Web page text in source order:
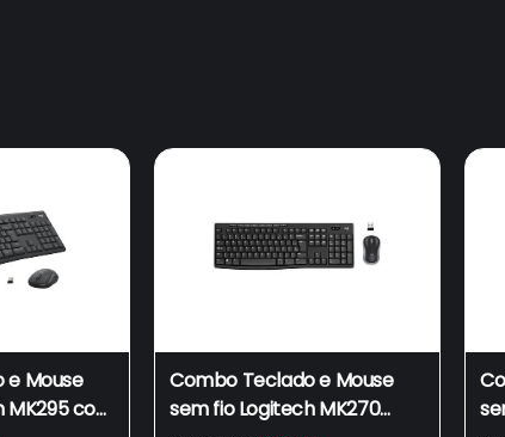
Mouse
com
Combo Teclado e Mouse
sem fio Logitech MK270